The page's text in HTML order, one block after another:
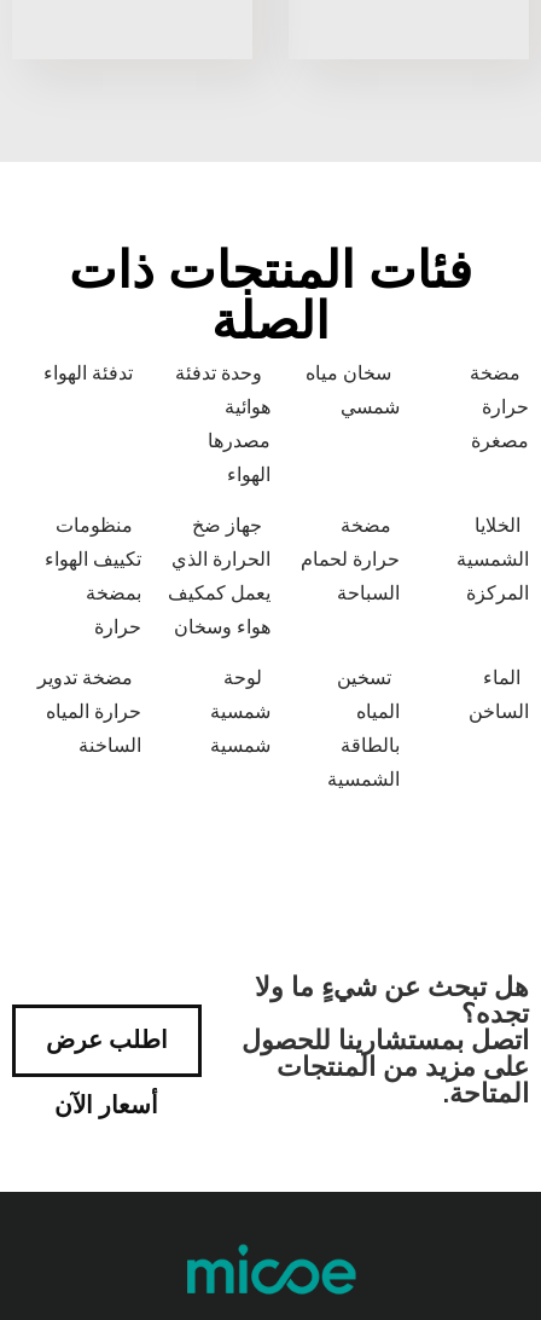
فئات المنتجات ذات
الصلة
مضخة
حرارة
مصغرة
سخان مياه
شمسي
وحدة تدفئة
هوائية
مصدرها
الهواء
تدفئة الهواء
الخلايا
الشمسية
المركزة
مضخة
حرارة لحمام
السباحة
جهاز ضخ
الحرارة الذي
يعمل كمكيف
هواء وسخان
منظومات
تكييف الهواء
بمضخة
حرارة
الماء
الساخن
تسخين
المياه
بالطاقة
الشمسية
لوحة
شمسية
شمسية
مضخة تدوير
حرارة المياه
الساخنة
هل تبحث عن شيءٍ ما ولا
تجده؟
اتصل بمستشارينا للحصول
على مزيد من المنتجات
المتاحة.
اطلب عرض
أسعار الآن